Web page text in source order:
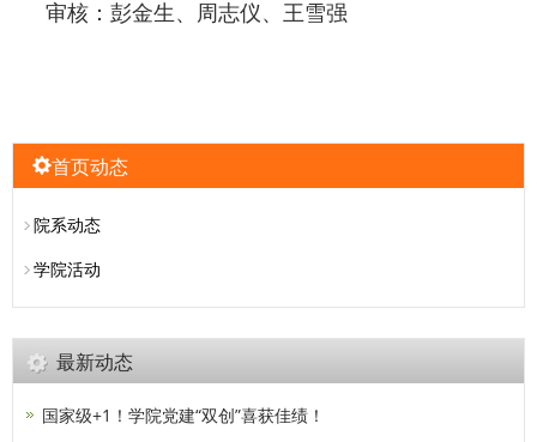
审核：彭金生、周志仪、王雪强
首页动态
院系动态
学院活动
最新动态
国家级+1！学院党建“双创”喜获佳绩！